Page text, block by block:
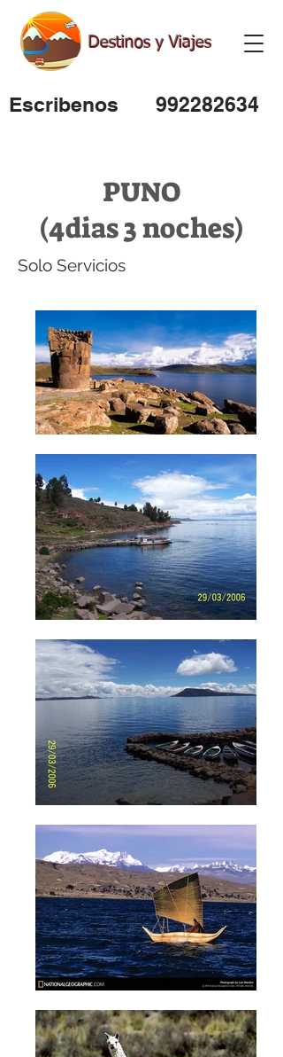
Destinos y Viajes
Escribenos 992282634
PUNO
(4dias 3 noches)
Solo Servicios